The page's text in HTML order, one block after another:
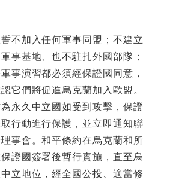
不加入任何軍事同盟；不建立
事基地、也不駐扎外國部隊；
事演習都必須經保證國同意，
它們將促進烏克蘭加入歐盟。
永久中立國如受到攻擊，保證
行動進行保護，並立即通知聯
事會。和平條約在烏克蘭和所
證國簽署後暫行實施，直至烏
立地位，經全國公投、適當修